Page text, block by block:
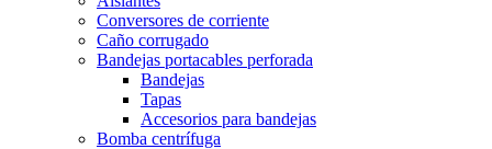
Conversores de corriente
Caño corrugado
Bandejas portacables perforada
Bandejas
Tapas
Accesorios para bandejas
Bomba centrífuga